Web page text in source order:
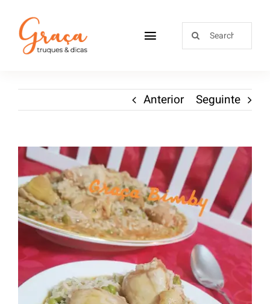
Receitas
Sobre
Loja
Blog
Contactos
Anterior Seguinte